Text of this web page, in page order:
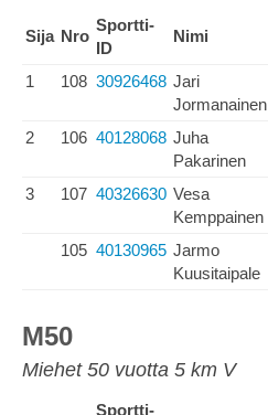
Sija Nro
Sportti-
ID
Nimi
1 108 30926468 Jari
Jormanainen
2 106 40128068 Juha
Pakarinen
3 107 40326630 Vesa
Kemppainen
105 40130965 Jarmo
Kuusitaipale
M50
Miehet 50 vuotta 5 km V
Sportti-